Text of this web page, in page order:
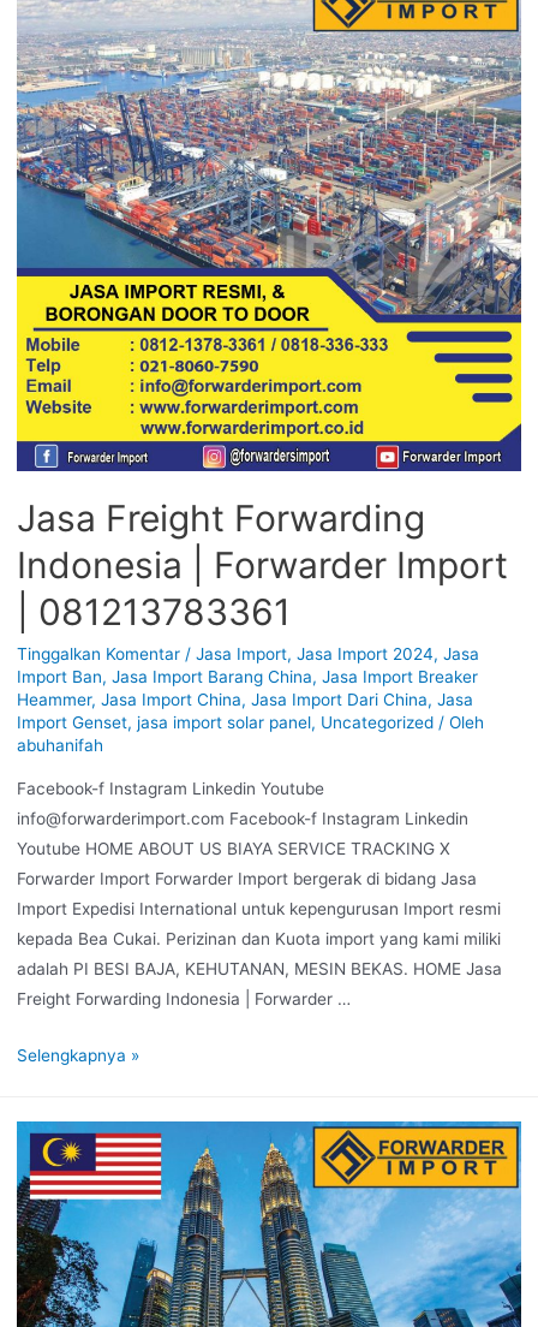
Jasa Freight Forwarding
Indonesia | Forwarder Import
| 081213783361
Tinggalkan Komentar / Jasa Import, Jasa Import 2024, Jasa
Import Ban, Jasa Import Barang China, Jasa Import Breaker
Heammer, Jasa Import China, Jasa Import Dari China, Jasa
Import Genset, jasa import solar panel, Uncategorized/ Oleh
abuhanifah
Facebook-f Instagram Linkedin Youtube
info@forwarderimport.com Facebook-f Instagram Linkedin
Youtube HOME ABOUT US BIAYA SERVICE TRACKING X
Forwarder Import Forwarder Import bergerak di bidang Jasa
Import Expedisi International untuk kepengurusan Import resmi
kepada Bea Cukai. Perizinan dan Kuota import yang kami miliki
adalah PI BESI BAJA, KEHUTANAN, MESIN BEKAS. HOME Jasa
Freight Forwarding Indonesia | Forwarder …
Selengkapnya »